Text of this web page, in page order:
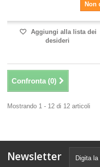
Non
Aggiungi alla lista dei
desideri
Confronta (0)
Mostrando 1 - 12 di 12 articoli
Newsletter